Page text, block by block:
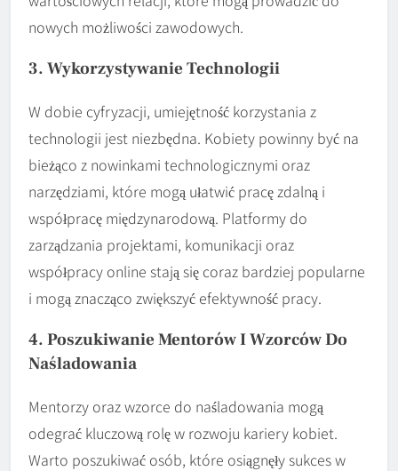
nowych możliwości zawodowych.
3. Wykorzystywanie Technologii
W dobie cyfryzacji, umiejętność korzystania z
technologii jest niezbędna. Kobiety powinny być na
bieżąco z nowinkami technologicznymi oraz
narzędziami, które mogą ułatwić pracę zdalną i
współpracę międzynarodową. Platformy do
zarządzania projektami, komunikacji oraz
współpracy online stają się coraz bardziej popularne
i mogą znacząco zwiększyć efektywność pracy.
4. Poszukiwanie Mentorów I Wzorców Do
Naśladowania
Mentorzy oraz wzorce do naśladowania mogą
odegrać kluczową rolę w rozwoju kariery kobiet.
Warto poszukiwać osób, które osiągnęły sukces w